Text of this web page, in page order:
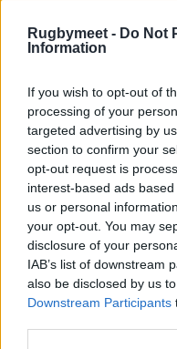
Rugbymeet - Do Not
Information
If you wish to opt-out of
processing of your
targeted advertising by
section to confirm your
opt-out request is
interest-based ads
us or personal
your opt-out. You may
disclosure of your
IAB’s list of downstream
also be disclosed by us
Downstream Participants